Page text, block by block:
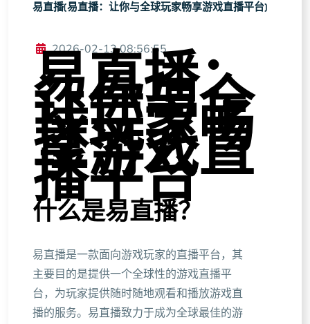
易直播(易直播：让你与全球玩家畅享游戏直播平台)
2026-02-13 08:56:55
易直播：
让你与全
球玩家畅
享游戏直
播平台
什么是易直播？
易直播是一款面向游戏玩家的直播平台，其
主要目的是提供一个全球性的游戏直播平
台，为玩家提供随时随地观看和播放游戏直
播的服务。易直播致力于成为全球最佳的游